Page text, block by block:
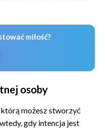
miłość?
osoby
możesz stworzyć
gdy intencja jest